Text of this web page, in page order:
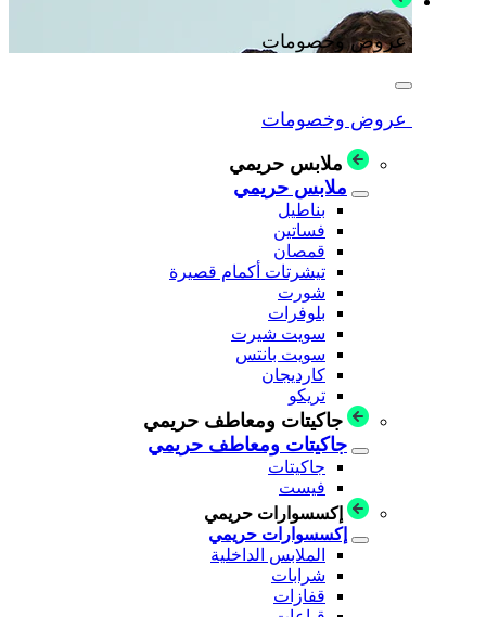
عروض وخصومات
عروض وخصومات
ملابس حريمي
ملابس حريمي
بناطيل
فساتين
قمصان
تيشرتات أكمام قصيرة
شورت
بلوفرات
سويت شيرت
سويت بانتس
كارديجان
تريكو
جاكيتات ومعاطف حريمي
جاكيتات ومعاطف حريمي
جاكيتات
فيست
إكسسوارات حريمي
إكسسوارات حريمي
الملابس الداخلية
شرابات
قفازات